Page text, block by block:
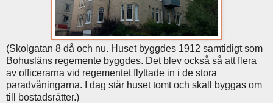
(Skolgatan 8 då och nu. Huset byggdes 1912 samtidigt som
Bohusläns regemente byggdes. Det blev också så att flera
av officerarna vid regementet flyttade in i de stora
paradvåningarna. I dag står huset tomt och skall byggas om
till bostadsrätter.)